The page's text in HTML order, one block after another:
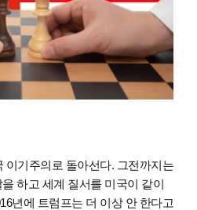
이기주의로 돌아선다. 그전까지는
하고 세계 질서를 미국이 같이
년에 트럼프는 더 이상 안 한다고